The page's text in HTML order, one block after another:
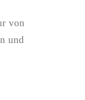
von
und